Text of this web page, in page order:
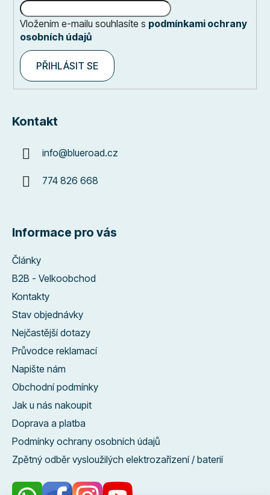
Vložením e-mailu souhlasíte s podmínkami ochrany
osobních údajů
PŘIHLÁSIT SE
Kontakt
info@blueroad.cz
774 826 668
Informace pro vás
Články
B2B - Velkoobchod
Kontakty
Stav objednávky
Nejčastější dotazy
Průvodce reklamací
Napište nám
Obchodní podmínky
Jak u nás nakoupit
Doprava a platba
Podmínky ochrany osobních údajů
Zpětný odběr vysloužilých elektrozařízení / baterií